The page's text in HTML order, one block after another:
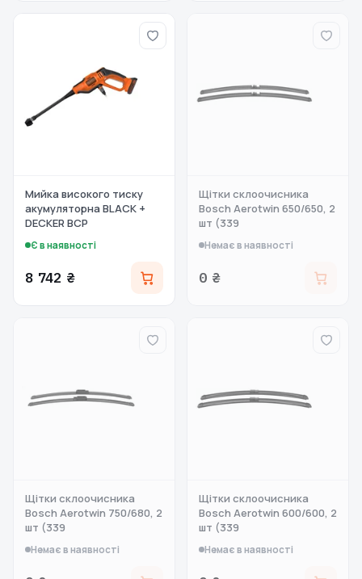
Мийка високого тиску
акумуляторна BLACK +
DECKER BCP
Є в наявності
8 742 ₴
Щітки склоочисника
Bosch Aerotwin 650/650, 2
шт (339
Немає в наявності
0 ₴
Щітки склоочисника
Bosch Aerotwin 750/680, 2
шт (339
Немає в наявності
Щітки склоочисника
Bosch Aerotwin 600/600, 2
шт (339
Немає в наявності